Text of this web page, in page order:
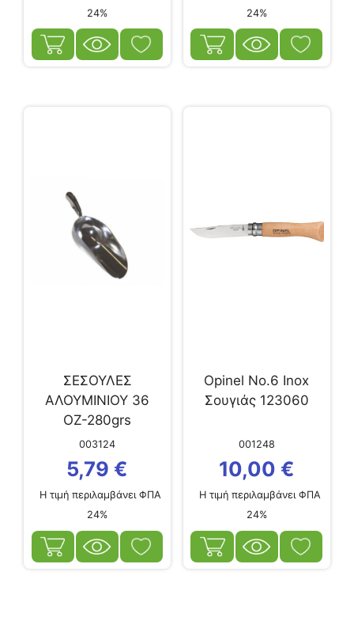
24%
24%
ΣΕΣΟΥΛΕΣ
ΑΛΟΥΜΙΝΙΟΥ 36
ΟΖ-280grs
003124
5,79 €
Η τιμή περιλαμβάνει ΦΠΑ
24%
Opinel No.6 Inox
Σουγιάς 123060
001248
10,00 €
Η τιμή περιλαμβάνει ΦΠΑ
24%